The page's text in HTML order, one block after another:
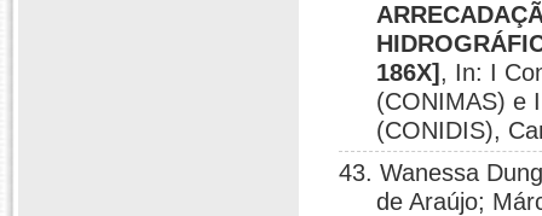
186X] , In: I
(CONIMAS) e
(CONIDIS),
43. Wanessa
de Araújo;